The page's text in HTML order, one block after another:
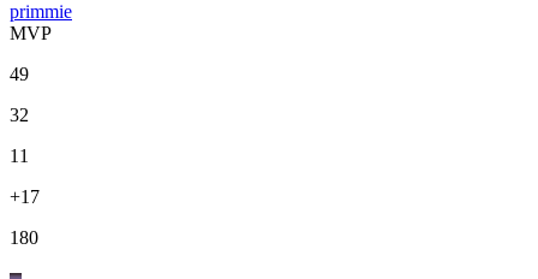
primmie
MVP
49
32
11
+17
180